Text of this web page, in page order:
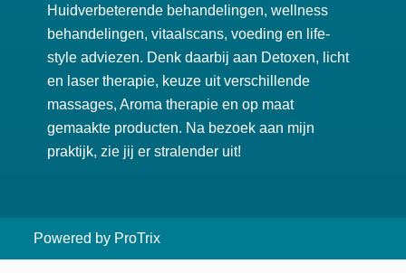
Huidverbeterende behandelingen, wellness
behandelingen, vitaalscans, voeding en life-
style adviezen. Denk daarbij aan Detoxen, licht
en laser therapie, keuze uit verschillende
massages, Aroma therapie en op maat
gemaakte producten. Na bezoek aan mijn
praktijk, zie jij er stralender uit!
Powered by ProTrix